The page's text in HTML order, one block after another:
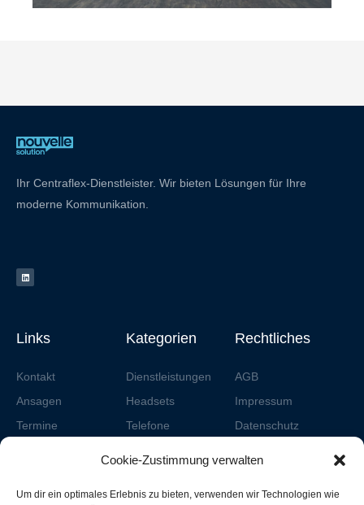
Cookie-Zustimmung verwalten
Um dir ein optimales Erlebnis zu bieten, verwenden wir Technologien wie
Ihr Centraflex-Dienstleister. Wir bieten Lösungen für Ihre
moderne Kommunikation.
n
k
e
Links
Kontakt
Ansagen
Termine
Nouvelle Com
Kategorien
Dienstleistungen
Headsets
Telefone
Rechtliches
AGB
Impressum
Datenschutz
Datenschutz
Cookies